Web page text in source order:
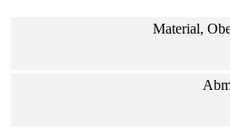
Material,